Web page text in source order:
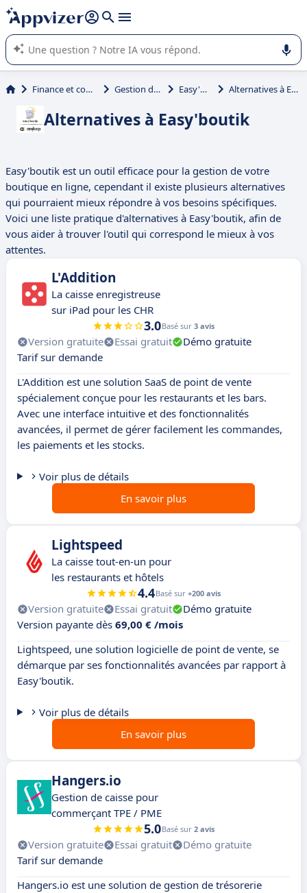
répondre (plusieurs lignes avec
L'IA de Appvizer vous guide dans l'utilisation ou la sélection de
logiciel SaaS en entreprise.
Finance et comptabilité Gestion de caisse Easy'boutik Alternatives à Easy'boutik
Alternatives à Easy'boutik
Easy'boutik est un outil efficace pour la gestion de votre
boutique en ligne, cependant il existe plusieurs alternatives
qui pourraient mieux répondre à vos besoins spécifiques.
Voici une liste pratique d'alternatives à Easy'boutik, afin de
vous aider à trouver l'outil qui correspond le mieux à vos
attentes.
L'Addition
La caisse enregistreuse
sur iPad pour les CHR
3.0Basé sur 3 avis
Version gratuite Essai gratuit
Démo gratuite
Tarif sur demande
L'Addition est une solution SaaS de point de vente
spécialement conçue pour les restaurants et les bars.
Avec une interface intuitive et des fonctionnalités
avancées, il permet de gérer facilement les commandes,
les paiements et les stocks.
Voir plus de détails
En savoir plus
Lightspeed
La caisse tout-en-un pour
les restaurants et hôtels
4.4Basé sur +200 avis
Version gratuite Essai gratuit
Démo gratuite
Version payante dès 69,00 € /mois
Lightspeed, une solution logicielle de point de vente, se
démarque par ses fonctionnalités avancées par rapport à
Easy'boutik.
Voir plus de détails
En savoir plus
Hangers.io
Gestion de caisse pour
commerçant TPE / PME
5.0Basé sur 2 avis
Version gratuite Essai gratuit
Démo gratuite
Tarif sur demande
Hangers.io est une solution de gestion de trésorerie